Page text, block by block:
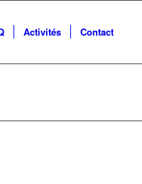
Activités Contact